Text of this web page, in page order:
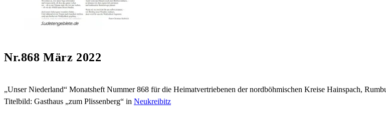
Nr.868 März 2022
„Unser Niederland“ Monatsheft Nummer 868 für die Heimatvertriebenen der nordböhmischen Kreise Hainspach,
Titelbild: Gasthaus „zum Plissenberg“ in Neukreibitz